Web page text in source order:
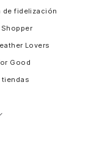
de fidelización
Lovers
Good
tiendas